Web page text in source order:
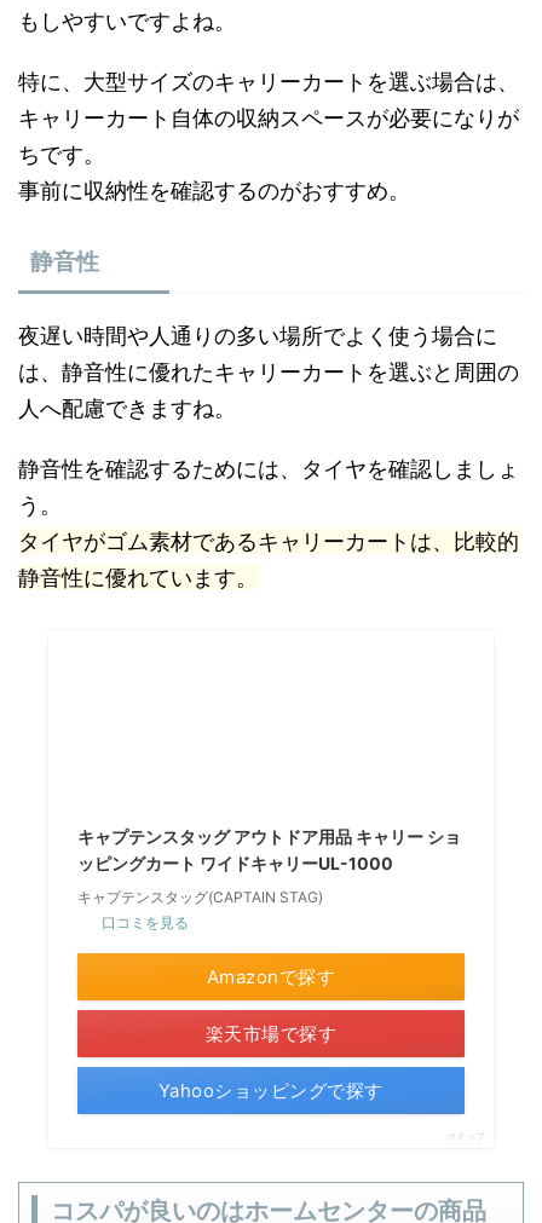
もしやすいですよね。
特に、大型サイズのキャリーカートを選ぶ場合は、
キャリーカート自体の収納スペースが必要になりが
ちです。
事前に収納性を確認するのがおすすめ。
静音性
夜遅い時間や人通りの多い場所でよく使う場合に
は、静音性に優れたキャリーカートを選ぶと周囲の
人へ配慮できますね。
静音性を確認するためには、タイヤを確認しましょ
う。
タイヤがゴム素材であるキャリーカートは、比較的
静音性に優れています。
ッピングカート ワイドキャリーUL-1000
Amazonで探す
楽天市場で探す
ポチップ